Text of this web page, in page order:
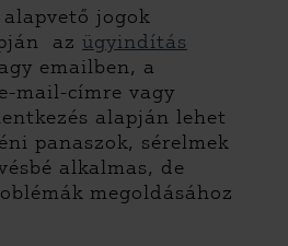
jogok
az ügyindítás
emailben, a
e-mail-címre vagy
alapján lehet
panaszok, sérelmek
alkalmas, de
megoldásához